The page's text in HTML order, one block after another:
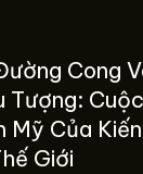
Cong
Tượng:
Mỹ Của
Giới